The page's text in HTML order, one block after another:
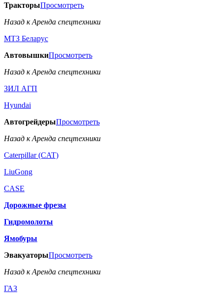
ТракторыПросмотреть
Назад к Аренда спецтехники
МТЗ Беларус
АвтовышкиПросмотреть
Назад к Аренда спецтехники
ЗИЛ АГП
Hyundai
АвтогрейдерыПросмотреть
Назад к Аренда спецтехники
Caterpillar (CAT)
LiuGong
CASE
Дорожные фрезы
Гидромолоты
Ямобуры
ЭвакуаторыПросмотреть
Назад к Аренда спецтехники
ГАЗ